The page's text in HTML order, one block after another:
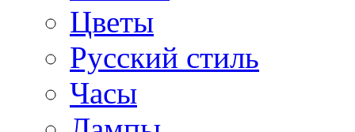
Цветы
Русский стиль
Часы